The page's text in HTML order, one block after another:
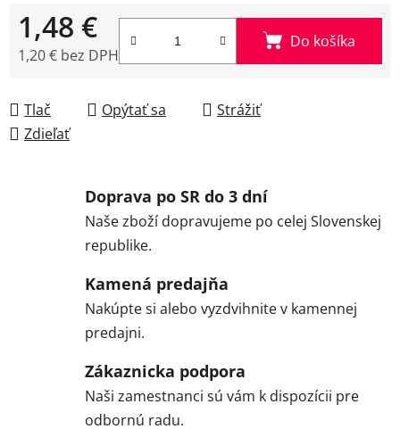
1,48 €
1,20 € bez DPH
Do košíka
Tlač Opýtať sa
Strážiť
Zdieľať
Doprava po SR do 3 dní
Naše zboží dopravujeme po celej Slovenskej
republike.
Kamená predajňa
Nakúpte si alebo vyzdvihnite v kamennej
predajni.
Zákaznicka podpora
Naši zamestnanci sú vám k dispozícii pre
odbornú radu.